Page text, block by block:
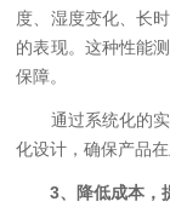
度、湿度变化、长
的表现。这种性能
保障。
通过系统化的实
化设计，确保产品
3、降低成本，